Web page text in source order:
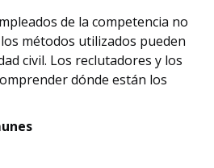
de la competencia no
métodos utilizados pueden
civil. Los reclutadores y los
dónde están los